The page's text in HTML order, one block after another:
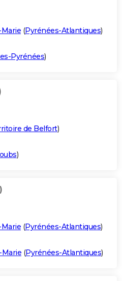
(Pyrénées-Atlantiques)
Pyrénées)
de Belfort)
)
(Pyrénées-Atlantiques)
(Pyrénées-Atlantiques)